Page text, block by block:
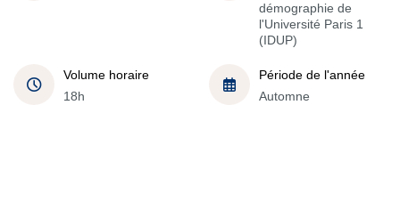
démographie de
l'Université Paris 1
(IDUP)
Volume horaire
18h
Période de l'année
Automne